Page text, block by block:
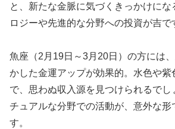
と、新たな金脈に気づくきっかけにな
ロジーや先進的な分野への投資が吉で
魚座（2月19日～3月20日）の方には
かした金運アップが効果的。水色や紫
で、思わぬ収入源を見つけられるでし
チュアルな分野での活動が、意外な形
す。